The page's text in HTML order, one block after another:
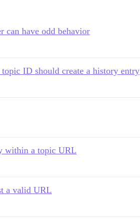
can have odd behavior
ID should create a history entry
within a topic URL
a valid URL